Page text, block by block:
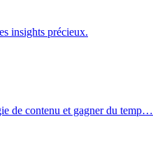
insights précieux.
de contenu et gagner du temp…